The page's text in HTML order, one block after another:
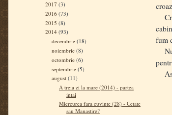
2017 (3)
2016 (73)
2015 (8)
2014 (93)
decembrie (18)
noiembrie (8)
octombrie (6)
septembrie (5)
august (11)
A treia zi la mare (2014) - partea
intai
Miercurea fara cuvinte (28) - Cetate
sau Manastire?
fum
Nu